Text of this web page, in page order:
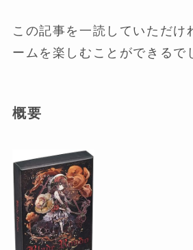
この記事を一読していただけ
ームを楽しむことができるで
概要